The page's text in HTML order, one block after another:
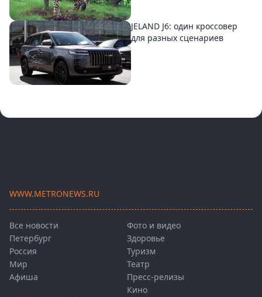
JELAND J6: один кроссовер
для разных сценариев
WWW.METRONEWS.RU
Все новости
Петербург
Россия
Мир
Афиша
Фото и видео
Здоровье
Туризм
Театр
Пресс-релизы
Кино